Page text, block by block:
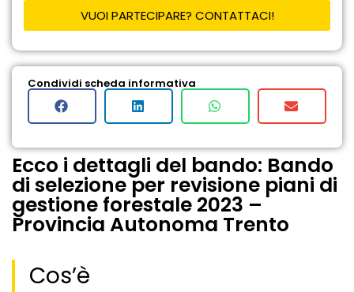
VUOI PARTECIPARE? CONTATTACI!
Condividi scheda informativa
Ecco i dettagli del bando: Bando
di selezione per revisione piani di
gestione forestale 2023 –
Provincia Autonoma Trento
Cos’è